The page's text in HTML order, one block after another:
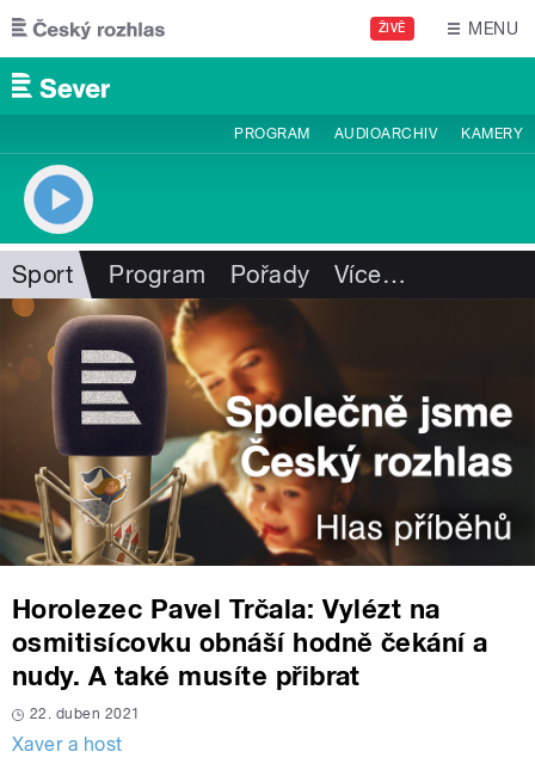
Přejít k hlavnímu obsahu
ŽIVĚ MENU
PROGRAM AUDIOARCHIV KAMERY
Sport Program Pořady Více…
Horolezec Pavel Trčala: Vylézt na
osmitisícovku obnáší hodně čekání a
nudy. A také musíte přibrat
22. duben 2021
Xaver a host